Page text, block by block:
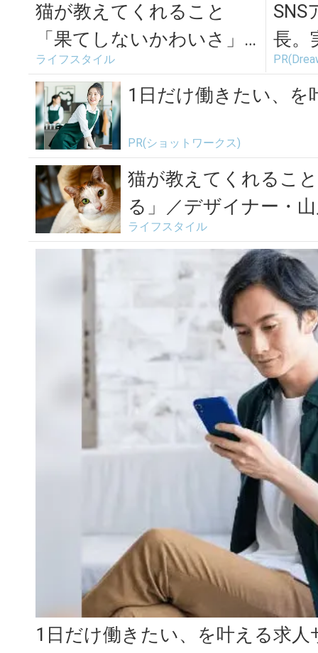
猫が教えてくれること
「果てしないかわいさ」
／地域計画学研究者・江口
亜維子さんの場...
ライフスタイル
SNS
長。
てま
1日だけ働きたい、を
PR(ショットワークス)
猫が教えてくれるこ
る」／デザイナー・
ライフスタイル
1日だけ働きたい、を叶える求人